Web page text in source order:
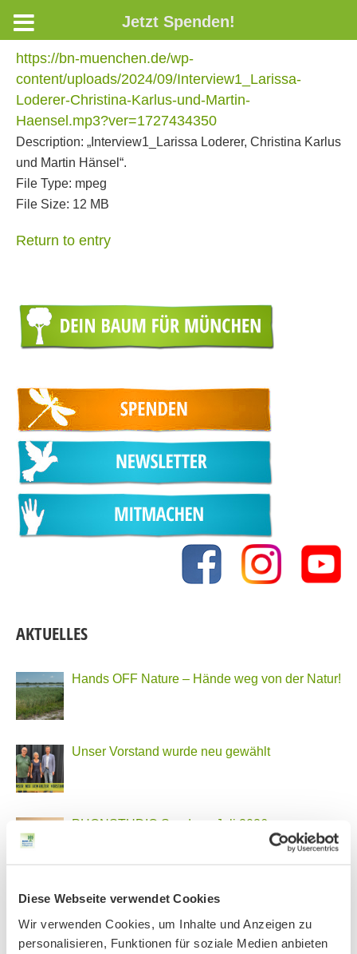
Diese Webseite verwendet Cookies
Wir verwenden Cookies, um Inhalte und Anzeigen zu
personalisieren, Funktionen für soziale Medien anbieten
https://bn-muenchen.de/wp-
content/uploads/2024/09/Interview1_Larissa-
Loderer-Christina-Karlus-und-Martin-
Haensel.mp3?ver=1727434350
Description: „Interview1_Larissa Loderer, Christina Karlus
und Martin Hänsel“.
File Type: mpeg
File Size: 12 MB
Return to entry
AKTUELLES
Hands OFF Nature – Hände weg von der Natur!
Unser Vorstand wurde neu gewählt
PHONSTUDIO Sendung Juli 2026
Neue Bio Genusstour
Jetzt Spenden!